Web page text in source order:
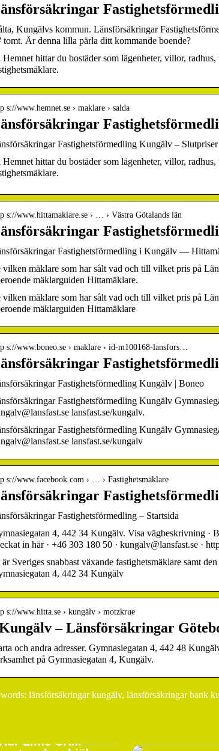
Kungälvs kommun. Länsförsäkringar
tomt. Är denna lilla pärla ditt kommande boende?
Hemnet hittar du bostäder som lägenheter, villor,
s://www.hemnet.se › maklare › salda
Fastighetsförmedling Kungälv –
Hemnet hittar du bostäder som lägenheter, villor,
s://www.hittamaklare.se › … › Västra Götalands län
Fastighetsförmedling i Kungälv —
vilken mäklare som har sålt vad och till vilket pris på
mäklarguiden Hittamäklare.
vilken mäklare som har sålt vad och till vilket pris på
mäklarguiden Hittamäklare
s://www.boneo.se › maklare › id-m100168-lansfors…
Fastighetsförmedling Kungälv | Boneo
Fastighetsförmedling Kungälv
lansfast.se/kungalv.
Fastighetsförmedling Kungälv
lansfast.se/kungalv
s://www.facebook.com › … › Fastighetsmäklare
Fastighetsförmedling – Startsida
4, 442 34 Kungälv. Visa vägbeskrivning ·
in här · +46 303 180 50 · kungalv@lansfast.se ·
Sveriges snabbast växande fastighetsmäklare samt
4, 442 34 Kungälv
s://www.hitta.se › kungälv › motzkrue
– Länsförsäkringar
och andra adresser. Gymnasiegatan 4, 442 48
på Gymnasiegatan 4, Kungälv.
länsförsäkringar kungälv, länsförsäkringar bank
Lime CRM